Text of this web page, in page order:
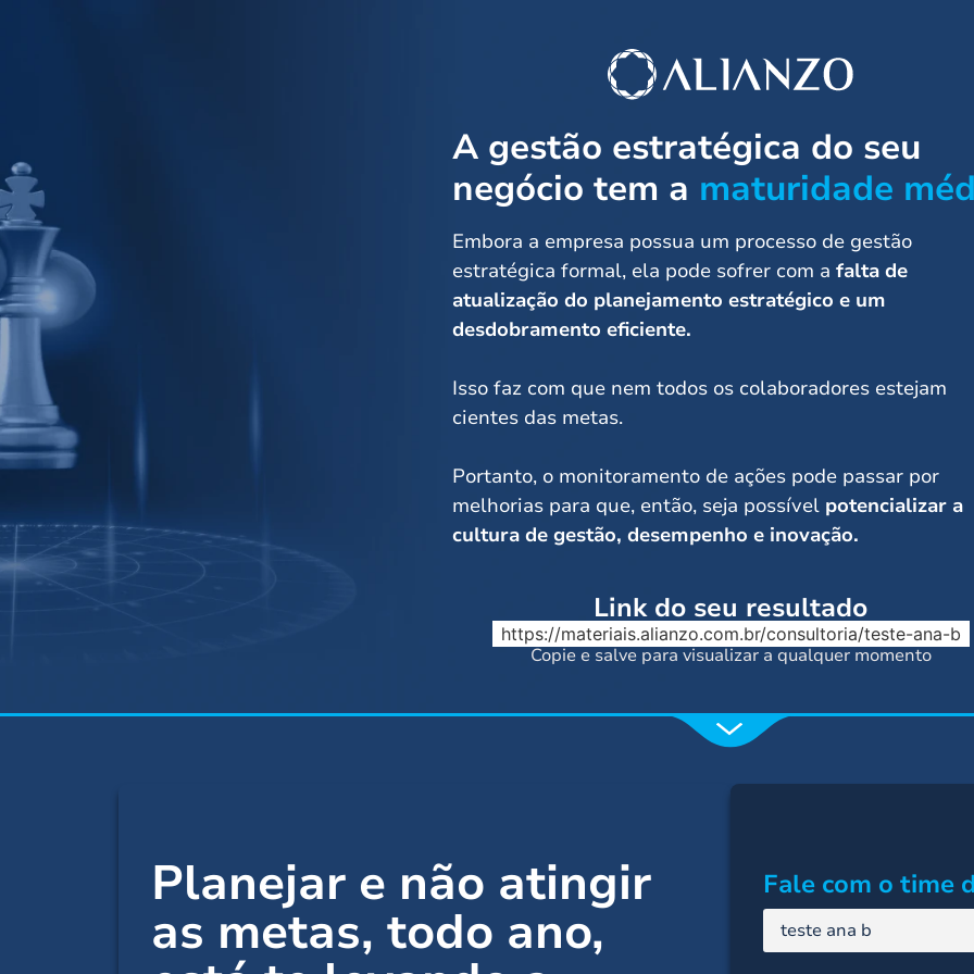
A gestão estratégica do seu
negócio tem a maturidade
Embora a empresa possua um processo de gestão
estratégica formal, ela pode sofrer com a falta de
atualização do planejamento estratégico e um
desdobramento eficiente.
Isso faz com que nem todos os colaboradores estejam
cientes das metas.
Portanto, o monitoramento de ações pode passar por
melhorias para que, então, seja possível potencializar a
cultura de gestão, desempenho e inovação.
Link do seu resultado
https://materiais.alianzo.com.br/consultoria/teste-ana-b
Copie e salve para visualizar a qualquer momento
Planejar e não atingir
as metas, todo ano,
Fale com o time